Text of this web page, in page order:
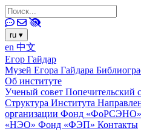
ru ▾
en 中文
Егор Гайдар
Музей Егора Гайдара
Об институте
Ученый совет Попечительский
Структура Института
организации Фонд «ФоРСЭНО»
«НЭО» Фонд «ФЭП» Контакты